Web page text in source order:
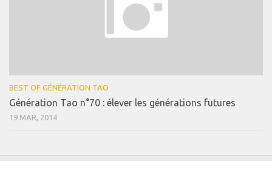
BEST OF GÉNÉRATION TAO
Génération Tao n°70 : élever les générations futures
19 MAR, 2014